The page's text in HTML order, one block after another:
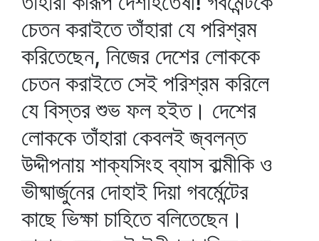
চেতন করাইতে তাঁহারা যে পরিশ্রম
করিতেছেন, নিজের দেশের লোককে
চেতন করাইতে সেই পরিশ্রম করিলে
যে বিস্তর শুভ ফল হইত। দেশের
লোককে তাঁহারা কেবলই জ্বলন্ত
উদ্দীপনায় শাক্যসিংহ ব্যাস বাল্মীকি ও
ভীষ্মার্জুনের দোহাই দিয়া গবর্মেন্টের
কাছে ভিক্ষা চাহিতে বলিতেছেন।